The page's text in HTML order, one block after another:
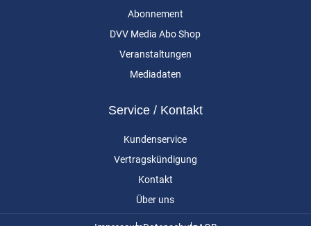
Abonnement
DVV Media Abo Shop
Veranstaltungen
Mediadaten
Service / Kontakt
Kundenservice
Vertragskündigung
Kontakt
Über uns